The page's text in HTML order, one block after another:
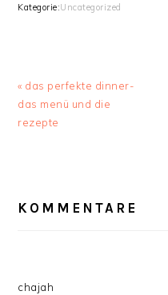
Kategorie:Uncategorized
Vorheriger
Beitrag:
« das perfekte dinner-
das menü und die
rezepte
INTERAKTIONEN
KOMMENTARE
chajah